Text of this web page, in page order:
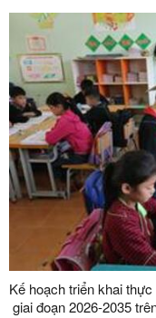
Kế hoạch triển khai
giai đoạn 2026-2035